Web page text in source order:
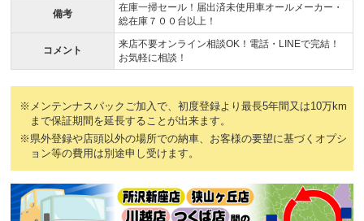
備考
在庫一掃セール！届出済未使用車オールメーカー・
総在庫７００台以上！
コメント
来店不要オンライン相談OK！電話・LINEで完結！
お気軽に相談！
※メンテンナスパックご加入で、初度登録より最長5年間又は10万km
まで保証期間を延長することが出来ます。
※県外登録や店頭以外の場所での納車、お客様の要望に基づくオプシ
ョン等の費用は別途申し受けます。